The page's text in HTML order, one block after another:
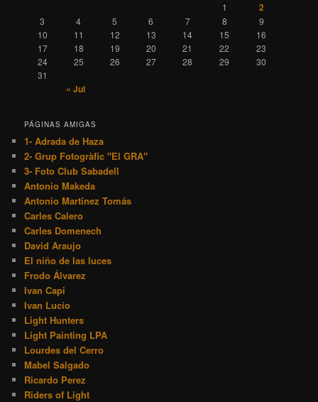
1 2
3 4 5 6 7 8
9
10
11 12 13 14 15
16
17
18 19 20 21 22
23
24
25 26 27 28 29
30
31
« Jul
PÁGINAS AMIGAS
1- Adrada de Haza
2- Grup Fotogràfic "El GRA"
3- Foto Club Sabadell
Antonio Makeda
Antonio Martínez Tomás
Carles Calero
Carles Domenech
David Araujo
El niño de las luces
Frodo Álvarez
Ivan Capi
Ivan Lucío
Light Hunters
Light Painting LPA
Lourdes del Cerro
Mabel Salgado
Ricardo Perez
Riders of Light